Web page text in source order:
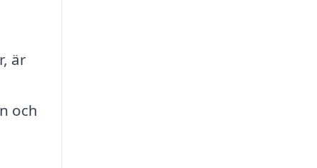
är
och